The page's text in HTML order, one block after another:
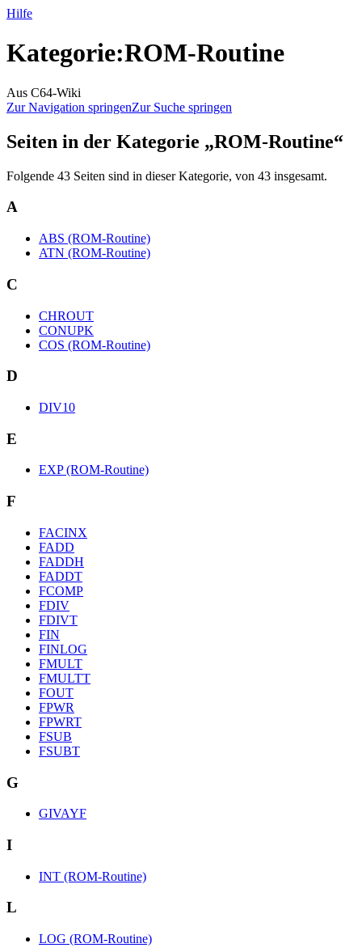
Hilfe
Kategorie:ROM-Routine
Aus C64-Wiki
Zur Navigation springenZur Suche springen
Seiten in der Kategorie „ROM-Routine“
Folgende 43 Seiten sind in dieser Kategorie, von 43 insgesamt.
A
ABS (ROM-Routine)
ATN (ROM-Routine)
C
CHROUT
CONUPK
COS (ROM-Routine)
D
DIV10
E
EXP (ROM-Routine)
F
FACINX
FADD
FADDH
FADDT
FCOMP
FDIV
FDIVT
FIN
FINLOG
FMULT
FMULTT
FOUT
FPWR
FPWRT
FSUB
FSUBT
G
GIVAYF
I
INT (ROM-Routine)
L
LOG (ROM-Routine)